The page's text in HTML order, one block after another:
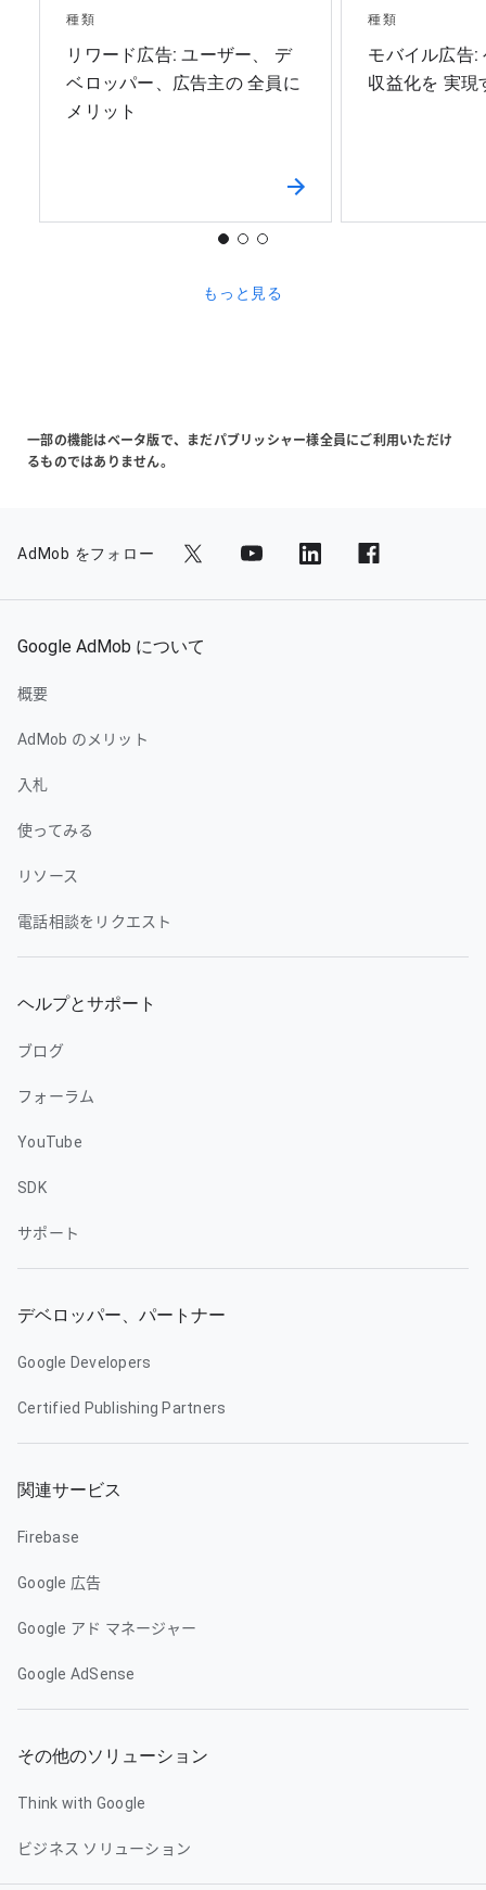
種類
リワード広告: ユーザー、 デ
ベロッパー、広告主の 全員に
メリット
種類
モバイル広告:
収益化を 実現
もっと見る
一部の機能はベータ版で、まだパブリッシャー様全員にご利用いただけ
るものではありません。
AdMob をフォロー
Google AdMob について
概要
AdMob のメリット
入札
使ってみる
リソース
電話相談をリクエスト
ヘルプとサポート
ブログ
フォーラム
YouTube
SDK
サポート
デベロッパー、パートナー
Google Developers
Certified Publishing Partners
関連サービス
Firebase
Google 広告
Google アド マネージャー
Google AdSense
その他のソリューション
Think with Google
ビジネス ソリューション